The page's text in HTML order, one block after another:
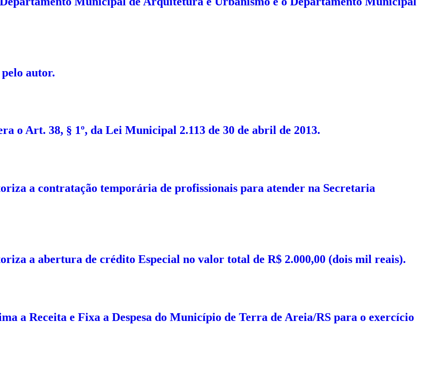
autor.
o Art. 38, § 1º, da Lei Municipal 2.113 de 30 de abril de 2013.
a contratação temporária de profissionais para atender na Secretaria
a abertura de crédito Especial no valor total de R$ 2.000,00 (dois mil reais).
a Receita e Fixa a Despesa do Município de Terra de Areia/RS para o exercício